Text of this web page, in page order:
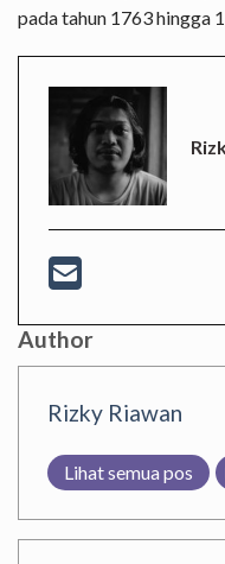
pada tahun 1763 hingga
Author
Rizky Riawan
Lihat semua pos